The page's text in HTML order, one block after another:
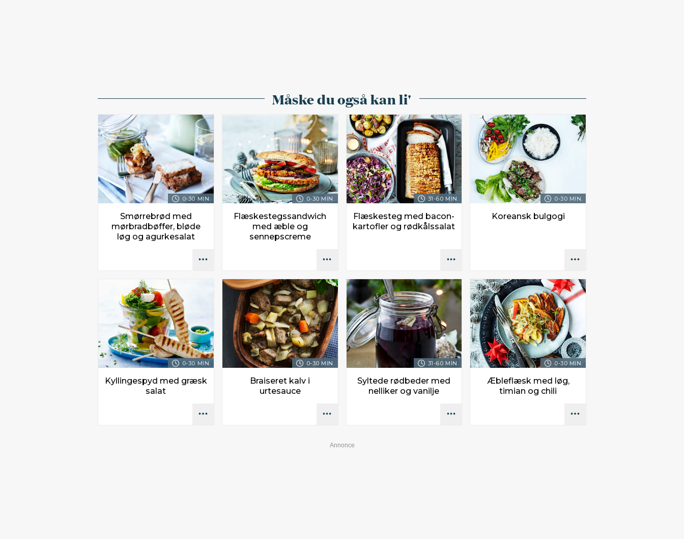
Måske du også kan li'
0-30 MIN.
Smørrebrød med
mørbradbøffer, bløde
løg og agurkesalat
0-30 MIN.
Flæskestegssandwich
med æble og
sennepscreme
31-60 MIN.
Flæskesteg med bacon-
kartofler og rødkålssalat
0-30 MIN.
Koreansk bulgogi
0-30 MIN.
Kyllingespyd med græsk
salat
0-30 MIN.
Braiseret kalv i
urtesauce
31-60 MIN.
Syltede rødbeder med
nelliker og vanilje
0-30 MIN.
Æbleflæsk med løg,
timian og chili